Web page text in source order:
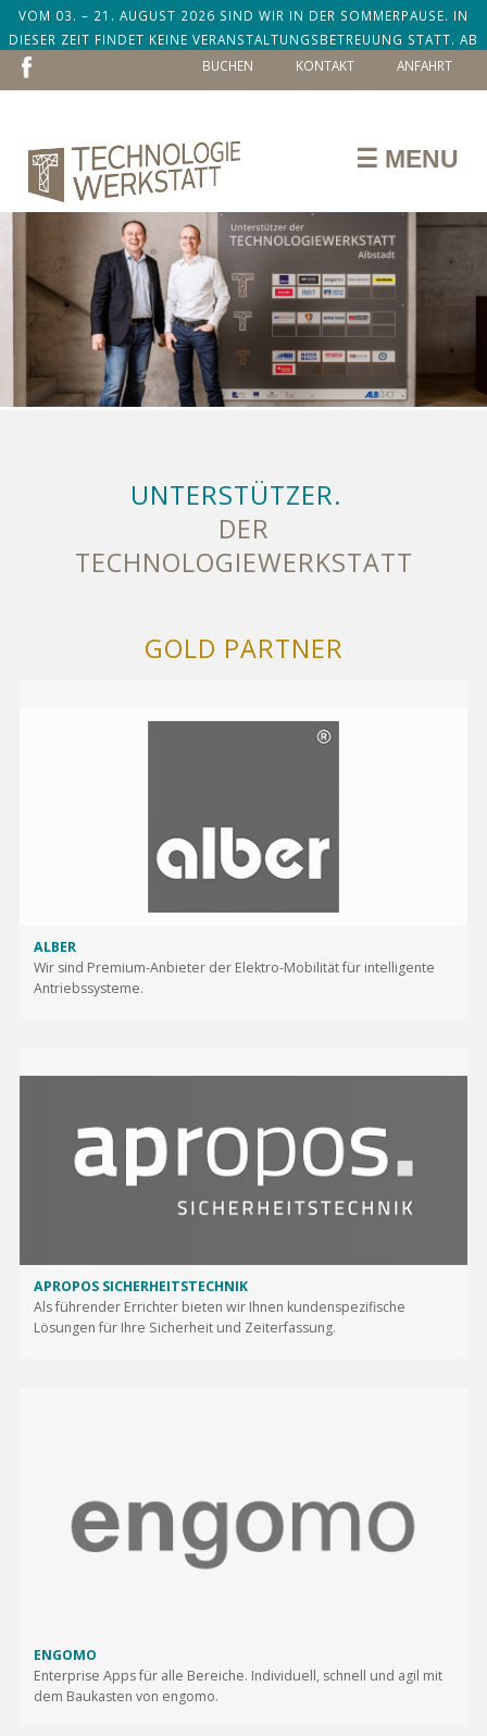
VOM 03. – 21. AUGUST 2026 SIND WIR IN DER SOMMERPAUSE. IN
DIESER ZEIT FINDET KEINE VERANSTALTUNGSBETREUUNG STATT. AB
DEM 24. AUGUST SIND WIR ZURÜCK!
NAVIGATION
ÜBERSPRINGEN
ANFAHRT
KONTAKT
BUCHEN
☰ MENU
UNTERSTÜTZER.
DER
TECHNOLOGIEWERKSTATT
GOLD PARTNER
ALBER
Wir sind Premium-Anbieter der Elektro-Mobilität für intelligente
Antriebssysteme.
APROPOS SICHERHEITSTECHNIK
Als führender Errichter bieten wir Ihnen kundenspezifische
Lösungen für Ihre Sicherheit und Zeiterfassung.
ENGOMO
Enterprise Apps für alle Bereiche. Individuell, schnell und agil mit
dem Baukasten von engomo.